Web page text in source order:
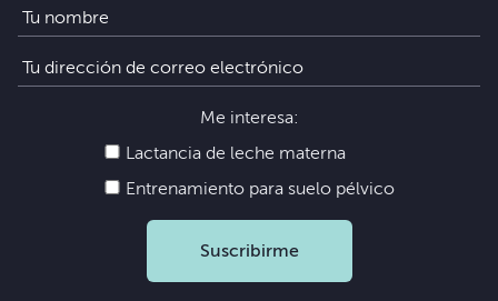
Me interesa:
Lactancia de leche materna
Entrenamiento para suelo pélvico
Suscribirme